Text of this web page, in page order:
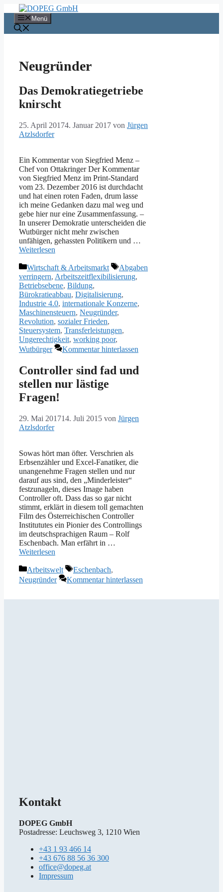
Inhalt
springen
Menü
Neugründer
Das Demokratiegetriebe
knirscht
25. April 20174. Januar 2017 von Jürgen
Atzlsdorfer
Ein Kommentar von Siegfried Menz –
Chef von Ottakringer Der Kommentar
von Siegfried Menz im Print-Standard
vom 23. Dezember 2016 ist durchdacht
und hat einen roten Faden, drum lasse
ich meine Gedanken dazu mal weg und
gebe hier nur eine Zusammenfassung. –
In unserer Demokratie unterscheiden die
Wutbürger nicht mehr zwischen
unfähigen, gehassten Politikern und …
Weiterlesen
Kategorien
Wirtschaft & Arbeitsmarkt Schlagwörter
Abgaben
verringern, Arbeitszeitflexibilisierung,
Betriebsebene, Bildung,
Bürokratieabbau, Digitalisierung,
Industrie 4.0, internationale Konzerne,
Maschinensteuern, Neugründer,
Revolution, sozialer Frieden,
Steuersystem, Transferleistungen,
Ungerechtigkeit, working poor,
Wutbürger
Kommentar hinterlassen
Controller sind fad und
stellen nur lästige
Fragen!
29. Mai 201714. Juli 2015 von Jürgen
Atzlsdorfer
Sowas hört man öfter. Verschrien als
Erbsenzähler und Excel-Fanatiker, die
unangenehme Fragen stellen und nur
darauf aus sind, den „Minderleister“
festzunageln, dieses Image haben
Controller oft. Dass das so gar nicht
stimmt, erklärt in diesem toll gemachten
Film des Österreichischen Controller
Institututes ein Pionier des Controllings
im deutschsprachigen Raum – Rolf
Eschenbach. Man erfährt in …
Weiterlesen
Kategorien
Arbeitswelt Schlagwörter
Eschenbach,
Neugründer
Kommentar hinterlassen
Kontakt
DOPEG GmbH
Postadresse: Leuchsweg 3, 1210 Wien
+43 1 93 466 14
+43 676 88 56 36 300
office@dopeg.at
Impressum